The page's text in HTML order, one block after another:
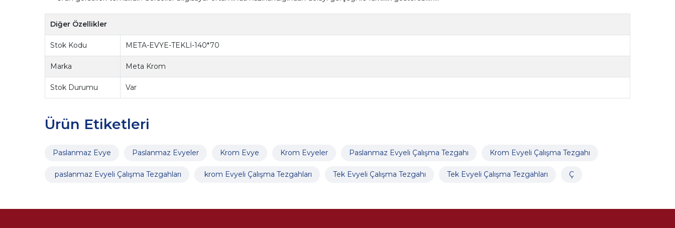
Diğer Özellikler
Stok Kodu META-EVYE-TEKLİ-140*70
Marka Meta Krom
Stok Durumu Var
Ürün Etiketleri
Paslanmaz Evye Paslanmaz Evyeler Krom Evye Krom Evyeler Paslanmaz Evyeli Çalışma Tezgahı Krom Evyeli Çalışma Tezgahı
paslanmaz Evyeli Çalışma Tezgahları krom Evyeli Çalışma Tezgahları Tek Evyeli Çalışma Tezgahı Tek Evyeli Çalışma Tezgahları Ç